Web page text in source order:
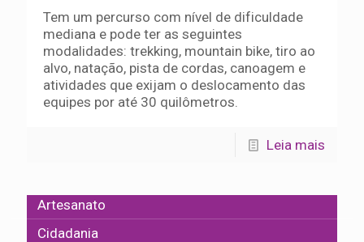
Tem um percurso com nível de dificuldade
mediana e pode ter as seguintes
modalidades: trekking, mountain bike, tiro ao
alvo, natação, pista de cordas, canoagem e
atividades que exijam o deslocamento das
equipes por até 30 quilômetros.
Leia mais
Artesanato
Cidadania